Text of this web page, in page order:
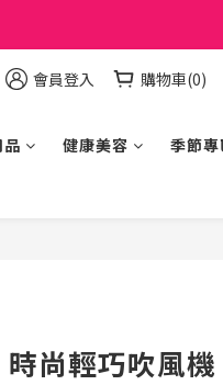
會員登入 購物車(0)
健康美容 季節專
尚輕巧吹風機